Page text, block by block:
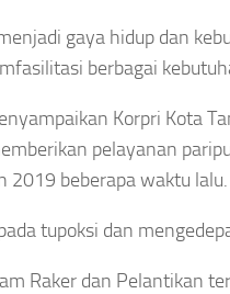
gaya hidup dan
berbagai
Korpri Kota
pelayanan
2019 beberapa waktu lalu.
tupoksi dan
Raker dan Pelantikan